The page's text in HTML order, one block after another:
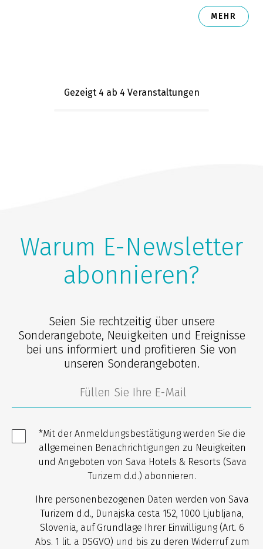
MEHR
Gezeigt 4 ab 4 Veranstaltungen
Warum E-Newsletter
abonnieren?
Seien Sie rechtzeitig über unsere
Sonderangebote, Neuigkeiten und Ereignisse
bei uns informiert und profitieren Sie von
unseren Sonderangeboten.
*Mit der Anmeldungsbestätigung werden Sie die
allgemeinen Benachrichtigungen zu Neuigkeiten
und Angeboten von Sava Hotels & Resorts (Sava
Turizem d.d.) abonnieren.
Ihre personenbezogenen Daten werden von Sava
Turizem d.d., Dunajska cesta 152, 1000 Ljubljana,
Slovenia, auf Grundlage Ihrer Einwilligung (Art. 6
Abs. 1 lit. a DSGVO) und bis zu deren Widerruf zum